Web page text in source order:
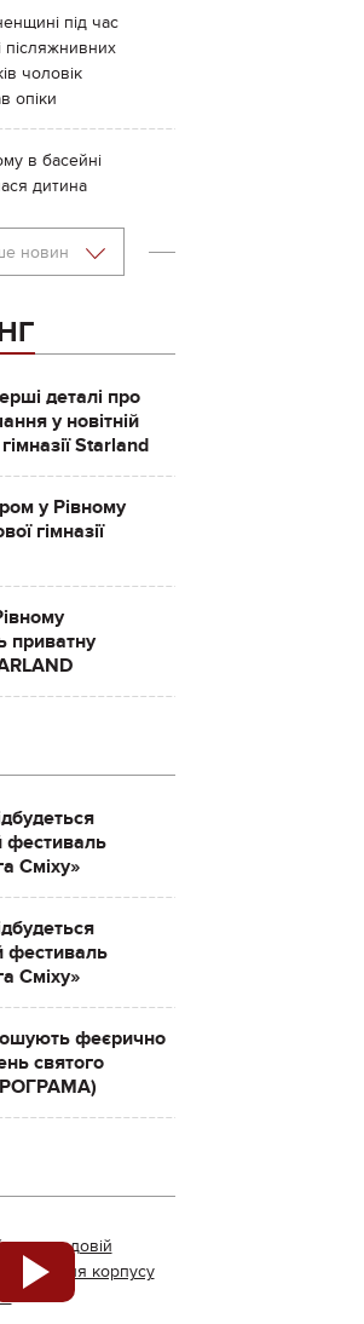
під час
післяжнивних
чоловік
опіки
в басейні
дитина
новин
деталі про
у новітній
Starland
у Рівному
гімназії
приватну
фестиваль
Сміху»
фестиваль
Сміху»
феєрично
святого